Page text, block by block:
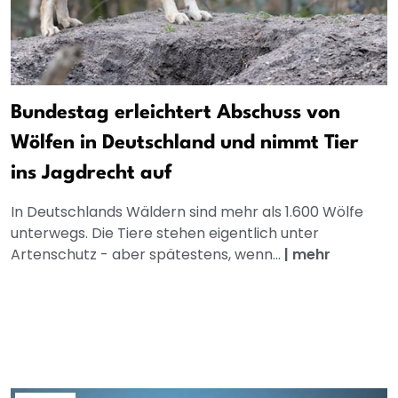
Bundestag erleichtert Abschuss von
Wölfen in Deutschland und nimmt Tier
ins Jagdrecht auf
In Deutschlands Wäldern sind mehr als 1.600 Wölfe
unterwegs. Die Tiere stehen eigentlich unter
Artenschutz - aber spätestens, wenn... | mehr